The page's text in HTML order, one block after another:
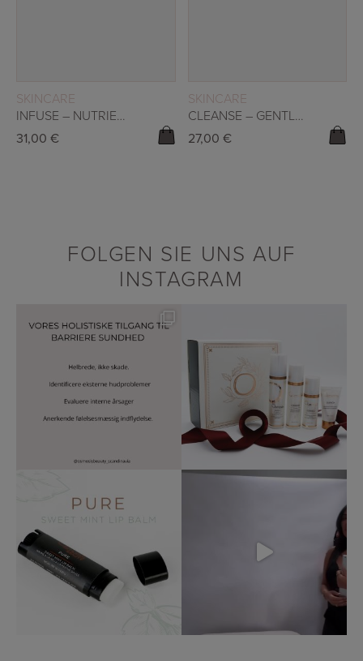
READ MORE
SKINCARE
INFUSE – NUTRIENT ACTIVATING MIST
31,00 €
READ MORE
SKINCARE
CLEANSE – GENTLE CLEANSER 50ML
27,00 €
FOLGEN SIE UNS AUF
INSTAGRAM